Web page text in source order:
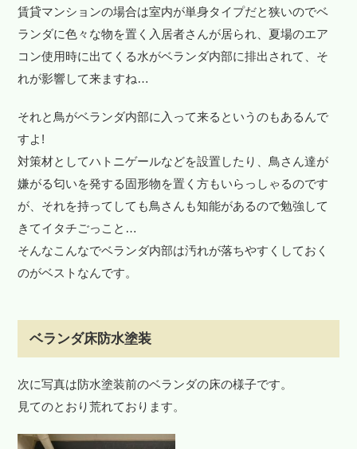
賃貸マンションの場合は室内が単身タイプだと狭いのでベ
ランダに色々な物を置く入居者さんが居られ、夏場のエア
コン使用時に出てくる水がベランダ内部に排出されて、そ
れが影響して来ますね…
それと鳥がベランダ内部に入って来るというのもあるんで
すよ!
対策材としてハトニゲールなどを設置したり、鳥さん達が
嫌がる匂いを発する固形物を置く方もいらっしゃるのです
が、それを持ってしても鳥さんも知能があるので勉強して
きてイタチごっこと…
そんなこんなでベランダ内部は汚れが落ちやすくしておく
のがベストなんです。
ベランダ床防水塗装
次に写真は防水塗装前のベランダの床の様子です。
見てのとおり荒れております。